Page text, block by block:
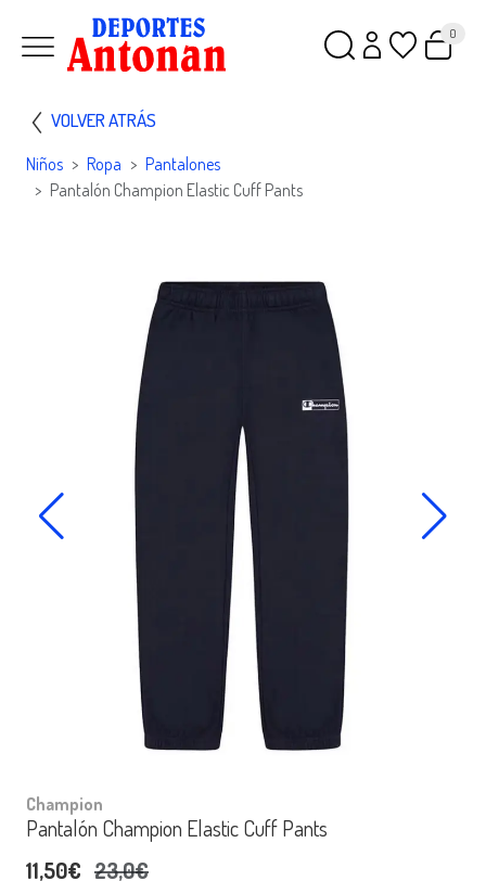
0
VOLVER ATRÁS
Niños Ropa
Pantalones
Pantalón Champion Elastic Cuff Pants
Champion
Pantalón Champion Elastic Cuff Pants
11,50€ 23,0€